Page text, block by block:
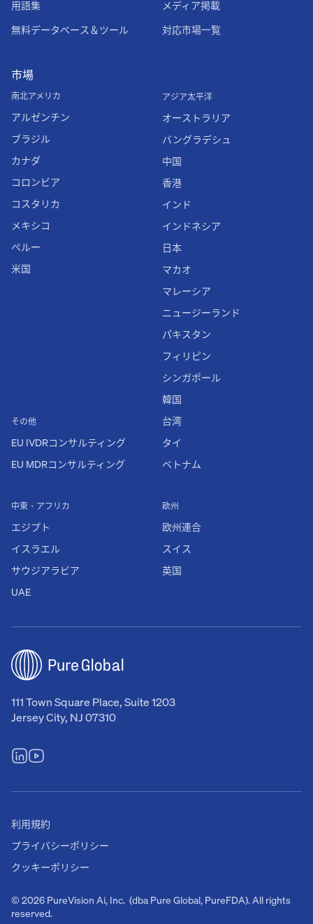
111 Town Square Place, Suite 1203
Jersey City, NJ 07310
用語集
無料データベース＆ツール
メディア掲載
対応市場一覧
市場
南北アメリカ
アルゼンチン
ブラジル
カナダ
コロンビア
コスタリカ
メキシコ
ペルー
米国
その他
EU IVDRコンサルティング
EU MDRコンサルティング
欧州
欧州連合
スイス
英国
中東・アフリカ
エジプト
イスラエル
サウジアラビア
UAE
アジア太平洋
オーストラリア
バングラデシュ
中国
香港
インド
インドネシア
日本
マカオ
マレーシア
ニュージーランド
パキスタン
フィリピン
シンガポール
韓国
台湾
タイ
ベトナム
© 2026 PureVision Ai, Inc. (dba Pure Global, PureFDA). All rights
reserved.
利用規約
プライバシーポリシー
クッキーポリシー